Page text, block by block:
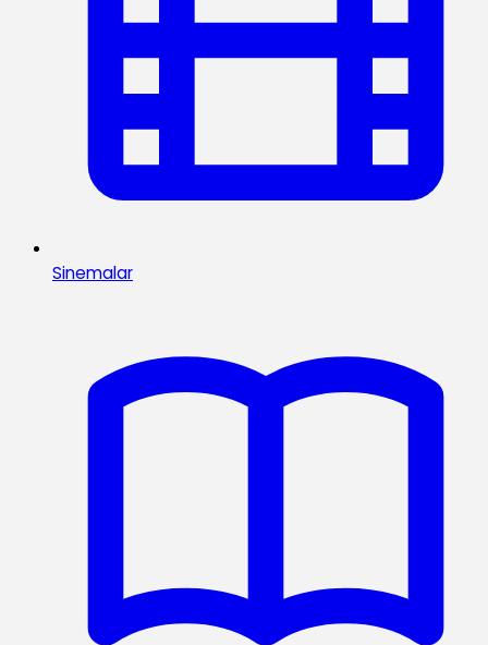
Sinemalar